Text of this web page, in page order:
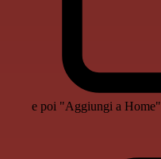
e poi "Aggiungi a Home"